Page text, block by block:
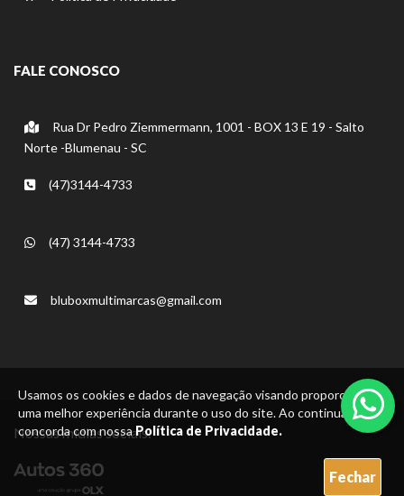
Usamos os cookies e dados de navegação visando proporcionar
uma melhor experiência durante o uso do site. Ao continuar, você
concorda com nossaPolítica de Privacidade.
Fechar
FALE CONOSCO
Rua Dr Pedro Ziemmermann, 1001 - BOX 13 E 19 - Salto
Norte -Blumenau - SC
(47)3144-4733
(47) 3144-4733
bluboxmultimarcas@gmail.com
Nossas mídias sociais: